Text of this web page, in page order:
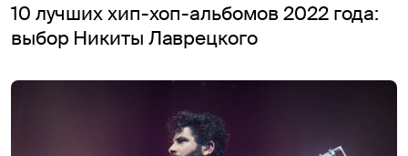
10 лучших хип-хоп-альбомов 2022 года:
выбор Никиты Лаврецкого